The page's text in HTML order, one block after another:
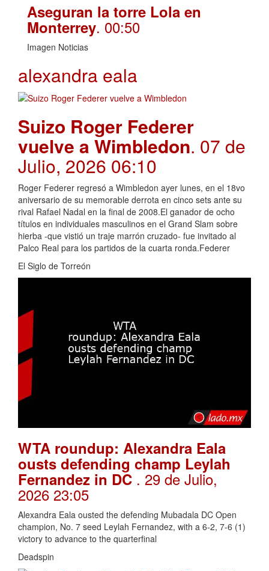
Aseguran la torre Lola en
Monterrey. 00:50
Imagen Noticias
alexandra eala
Suizo Roger Federer
vuelve a Wimbledon. 07 de
Julio, 2026 06:10
Roger Federer regresó a Wimbledon ayer lunes, en el 18vo
aniversario de su memorable derrota en cinco sets ante su
rival Rafael Nadal en la final de 2008.El ganador de ocho
títulos en individuales masculinos en el Grand Slam sobre
hierba -que vistió un traje marrón cruzado- fue invitado al
Palco Real para los partidos de la cuarta ronda.Federer
El Siglo de Torreón
WTA roundup: Alexandra Eala
ousts defending champ Leylah
Fernandez in DC . 29 de Julio,
2026 23:05
Alexandra Eala ousted the defending Mubadala DC Open
champion, No. 7 seed Leylah Fernandez, with a 6-2, 7-6 (1)
victory to advance to the quarterfinal
Deadspin